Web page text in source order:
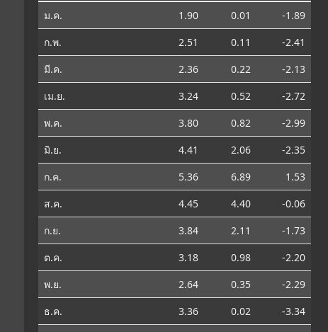
ม.ค. 1.90 0.01
-1.89
ก.พ.
2.51 0.11
-2.41
มี.ค.
2.36 0.22
-2.13
เม.ย.
3.24 0.52
-2.72
พ.ค.
3.80 0.82
-2.99
มิ.ย.
4.41 2.06
-2.35
ก.ค.
5.36 6.89
1.53
ส.ค.
4.45 4.40
-0.06
ก.ย.
3.84 2.11
-1.73
ต.ค.
3.18 0.98
-2.20
พ.ย.
2.64 0.35
-2.29
ธ.ค.
3.36 0.02
-3.34